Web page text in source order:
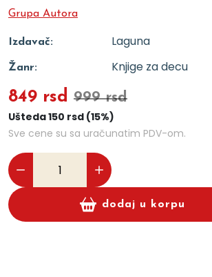
Grupa Autora
Izdavač: Laguna
Žanr: Knjige za decu
849 rsd 999 rsd
Ušteda 150 rsd (15%)
Sve cene su sa uračunatim PDV-om.
dodaj u korpu